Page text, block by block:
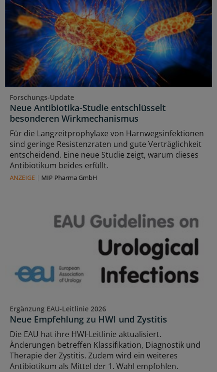
Forschungs-Update
Neue Antibiotika-Studie entschlüsselt
besonderen Wirkmechanismus
Für die Langzeitprophylaxe von Harnwegsinfektionen
sind geringe Resistenzraten und gute Verträglichkeit
entscheidend. Eine neue Studie zeigt, warum dieses
Antibiotikum beides erfüllt.
ANZEIGE | MIP Pharma GmbH
Ergänzung EAU-Leitlinie 2026
Neue Empfehlung zu HWI und Zystitis
Die EAU hat ihre HWI-Leitlinie aktualisiert.
Änderungen betreffen Klassifikation, Diagnostik und
Therapie der Zystitis. Zudem wird ein weiteres
Antibiotikum als Mittel der 1. Wahl empfohlen.